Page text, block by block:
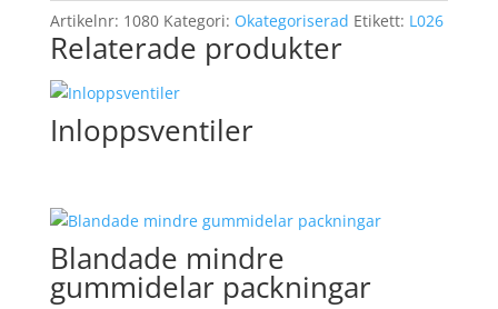
Artikelnr: 1080 Kategori: Okategoriserad Etikett: L026
Relaterade produkter
Inloppsventiler
Blandade mindre
gummidelar packningar